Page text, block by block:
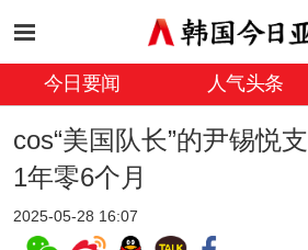
今日要闻 人气头条
cos“美国队长”的尹锡悦
1年零6个月
2025-05-28 16:07